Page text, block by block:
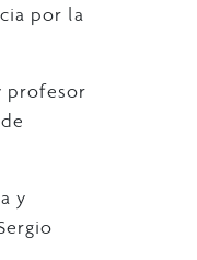
por la
profesor
y